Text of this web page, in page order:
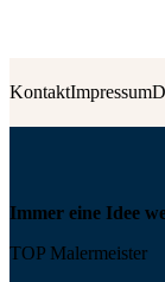
KontaktImpressum
Immer eine Idee
TOP Malermeister